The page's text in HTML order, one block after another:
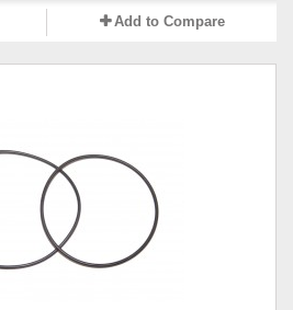
Add to Compare